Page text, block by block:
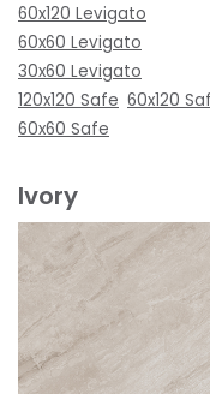
60x120 Levigato
60x60 Levigato
30x60 Levigato
120x120 Safe 60x120
60x60 Safe
Ivory